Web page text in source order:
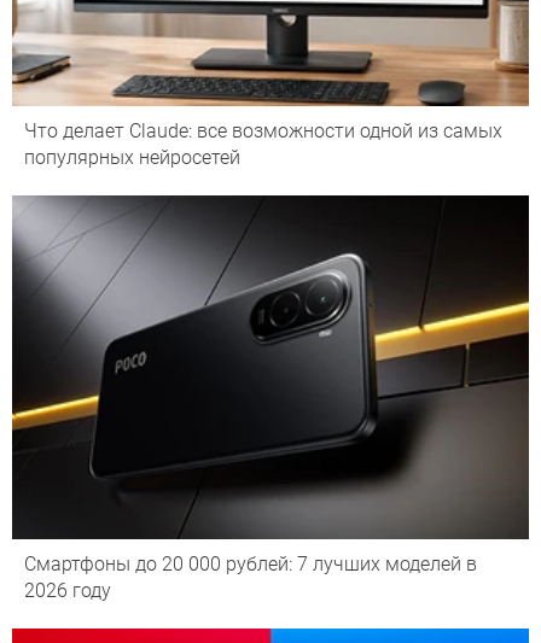
Что делает Сlaude: все возможности одной из самых
популярных нейросетей
Смартфоны до 20 000 рублей: 7 лучших моделей в
2026 году